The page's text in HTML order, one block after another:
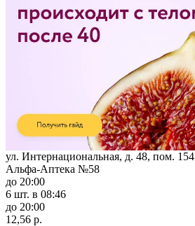
ул. Интернациональная, д. 48, пом. 154
Альфа-Аптека №58
до 20:00
6 шт. в 08:46
до 20:00
12,56 р.